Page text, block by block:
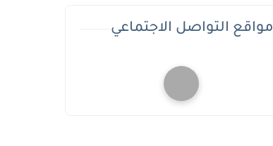
مواقع التواصل الاجتماعي